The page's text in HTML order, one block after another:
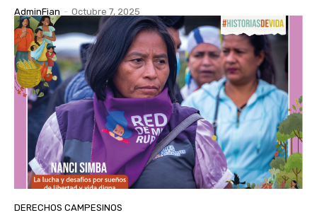
AdminFian - Octubre 7, 2025
DERECHOS CAMPESINOS